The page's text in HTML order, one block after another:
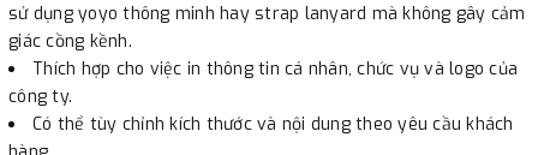
sử dụng yoyo thông minh hay strap lanyard mà không gây cảm
giác cồng kềnh.
Thích hợp cho việc in thông tin cá nhân, chức vụ và logo của
công ty.
Có thể tùy chỉnh kích thước và nội dung theo yêu cầu khách